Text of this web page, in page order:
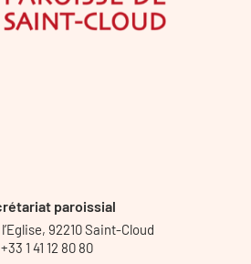
paroissial
92210 Saint-Cloud
+33 1 41 12 80 80